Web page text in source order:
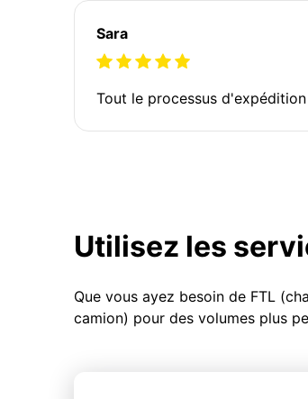
Sara
Tout le processus
Utilisez les
Que vous ayez besoin de FTL
camion) pour des volumes plus